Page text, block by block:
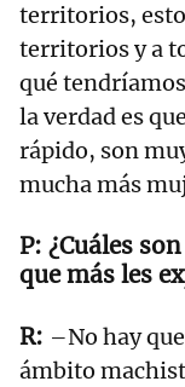
territorios,
territorios y a
qué
la verdad es
rápido, son
mucha más
¿Cuáles
que más les
–No hay
ámbito